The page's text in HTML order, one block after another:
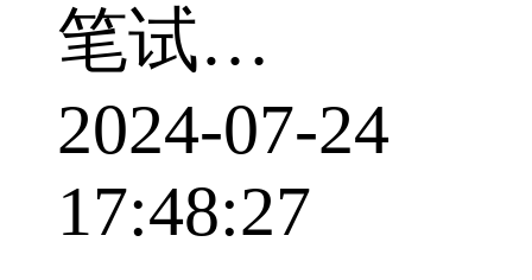
笔试…
2024-07-24
17:48:27